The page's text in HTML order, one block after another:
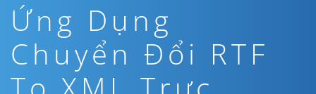
Ứng Dụng
Chuyển Đổi RTF